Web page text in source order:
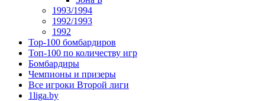
1993/1994
1992/1993
1992
Top-100 бомбардиров
Топ-100 по количеству игр
Бомбардиры
Чемпионы и призеры
Все игроки Второй лиги
1liga.by